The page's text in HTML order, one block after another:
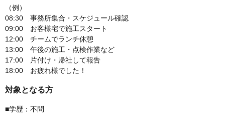
（例）
08:30 事務所集合・スケジュール確認
09:00 お客様宅で施工スタート
12:00 チームでランチ休憩
13:00 午後の施工・点検作業など
17:00 片付け・帰社して報告
18:00 お疲れ様でした！
対象となる方
■学歴：不問